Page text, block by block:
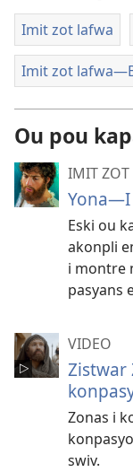
Imit zot lafwa
Imit zot
Ou pou
IMIT ZOT
Eski ou
akonpli
i montre
pasyans
VIDEO
Zistwar
Zonas i
swiv.